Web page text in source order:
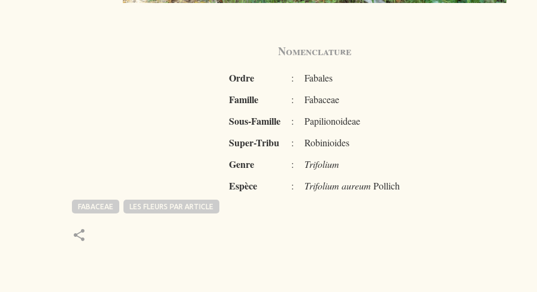
Nomenclature
Ordre : Fabales
Famille : Fabaceae
Sous-Famille : Papilionoideae
Super-Tribu : Robinioides
Genre : Trifolium
Espèce : Trifolium aureum Pollich
FABACEAE LES FLEURS PAR ARTICLE